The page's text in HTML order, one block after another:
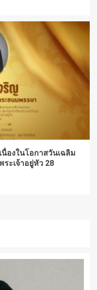
องในโอกาสวันเฉลิม
ะเจ้าอยู่หัว 28